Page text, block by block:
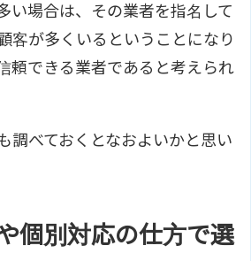
い場合は、その業者を指名して
客が多くいるということになり
頼できる業者であると考えられ
調べておくとなおよいかと思い
個別対応の仕方で選